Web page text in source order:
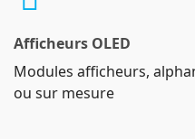
Afficheurs OLED
Modules afficheurs,
ou sur mesure